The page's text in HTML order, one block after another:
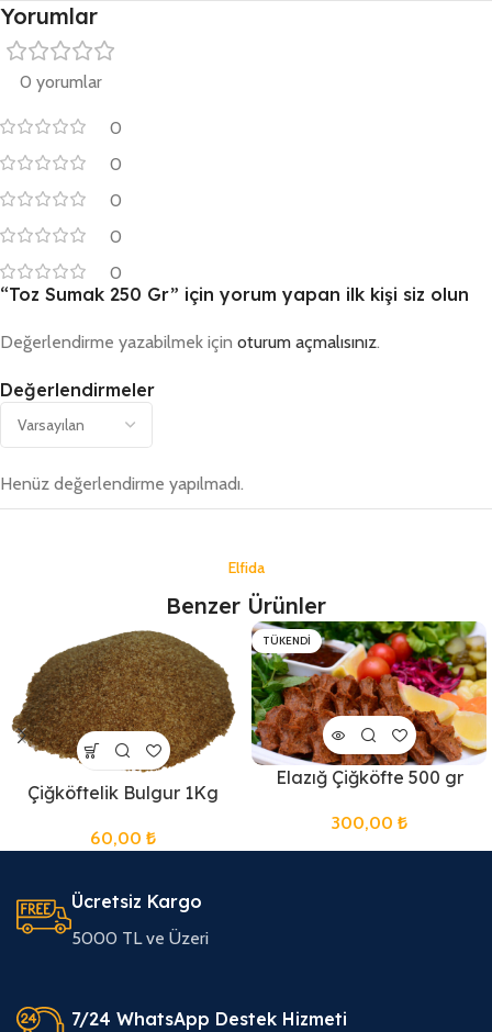
Yorumlar
0 yorumlar
0
0
0
0
0
Değerlendirmeler
Henüz değerlendirme yapılmadı.
“Toz Sumak 250 Gr” için yorum yapan ilk kişi siz olun
Değerlendirme yazabilmek için oturum açmalısınız.
Elfida
Benzer Ürünler
Çiğköftelik Bulgur 1Kg
60,00 ₺
TÜKENDI
Elazığ Çiğköfte 500 gr
300,00 ₺
Ücretsiz Kargo
5000 TL ve Üzeri
7/24 WhatsApp Destek Hizmeti